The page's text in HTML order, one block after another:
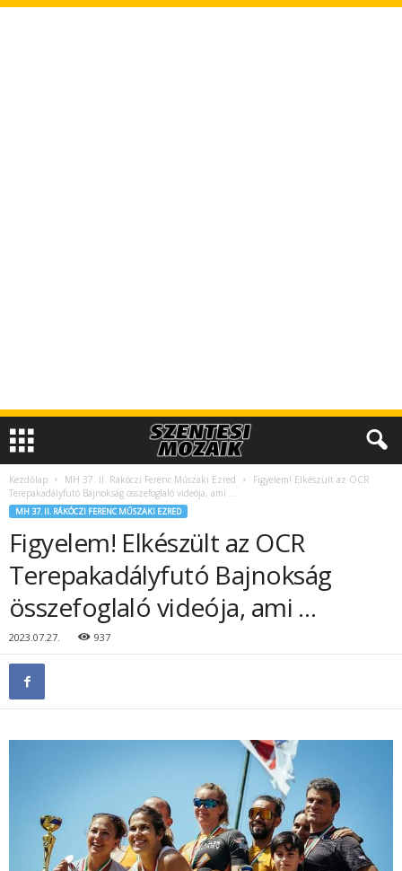
Kezdőlap MH 37. II. Rákóczi Ferenc Műszaki Ezred
Figyelem! Elkészült az OCR
Terepakadályfutó Bajnokság összefoglaló videója, ami …
MH 37. II. RÁKÓCZI FERENC MŰSZAKI EZRED
Figyelem! Elkészült az OCR
Terepakadályfutó Bajnokság
összefoglaló videója, ami …
2023.07.27. 937